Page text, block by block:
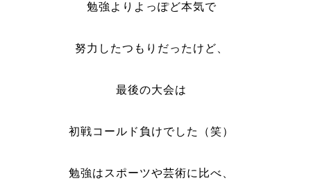
勉強よりよっぽど本気で
努力したつもりだったけど、
最後の大会は
初戦コールド負けでした（笑）
勉強はスポーツや芸術に比べ、